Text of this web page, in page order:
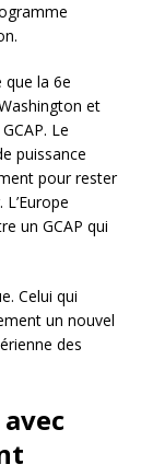
la 6e
et
Le
puissance
pour rester
un GCAP qui
Celui qui
un nouvel
des